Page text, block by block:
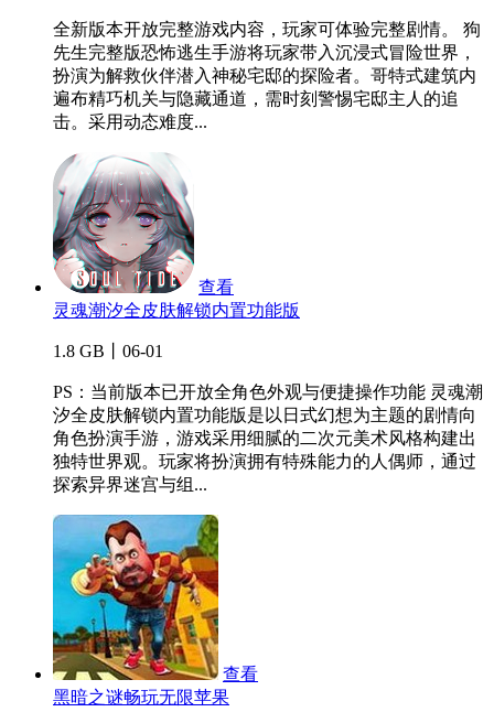
全新版本开放完整游戏内容，玩家可体验完整剧情。 狗
先生完整版恐怖逃生手游将玩家带入沉浸式冒险世界，
扮演为解救伙伴潜入神秘宅邸的探险者。哥特式建筑内
遍布精巧机关与隐藏通道，需时刻警惕宅邸主人的追
击。采用动态难度...
查看
灵魂潮汐全皮肤解锁内置功能版
1.8 GB丨06-01
PS：当前版本已开放全角色外观与便捷操作功能 灵魂潮
汐全皮肤解锁内置功能版是以日式幻想为主题的剧情向
角色扮演手游，游戏采用细腻的二次元美术风格构建出
独特世界观。玩家将扮演拥有特殊能力的人偶师，通过
探索异界迷宫与组...
查看
黑暗之谜畅玩无限苹果